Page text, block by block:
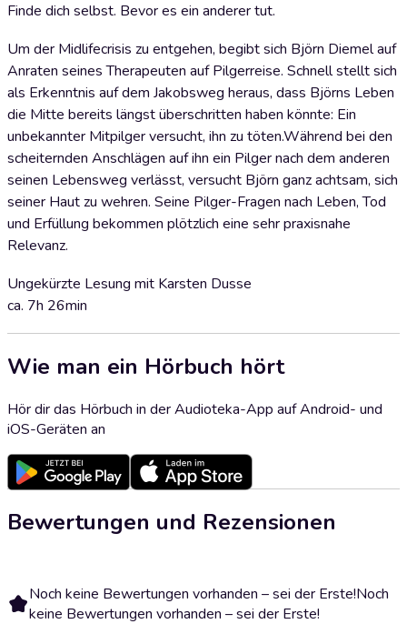
Finde dich selbst. Bevor es ein anderer tut.
Um der Midlifecrisis zu entgehen, begibt sich Björn Diemel auf
Anraten seines Therapeuten auf Pilgerreise. Schnell stellt sich
als Erkenntnis auf dem Jakobsweg heraus, dass Björns Leben
die Mitte bereits längst überschritten haben könnte: Ein
unbekannter Mitpilger versucht, ihn zu töten.Während bei den
scheiternden Anschlägen auf ihn ein Pilger nach dem anderen
seinen Lebensweg verlässt, versucht Björn ganz achtsam, sich
seiner Haut zu wehren. Seine Pilger-Fragen nach Leben, Tod
und Erfüllung bekommen plötzlich eine sehr praxisnahe
Relevanz.
Ungekürzte Lesung mit Karsten Dusse
ca. 7h 26min
Wie man ein Hörbuch hört
Hör dir das Hörbuch in der Audioteka-App auf Android- und
iOS-Geräten an
Bewertungen und Rezensionen
Noch keine Bewertungen vorhanden – sei der Erste!Noch
keine Bewertungen vorhanden – sei der Erste!